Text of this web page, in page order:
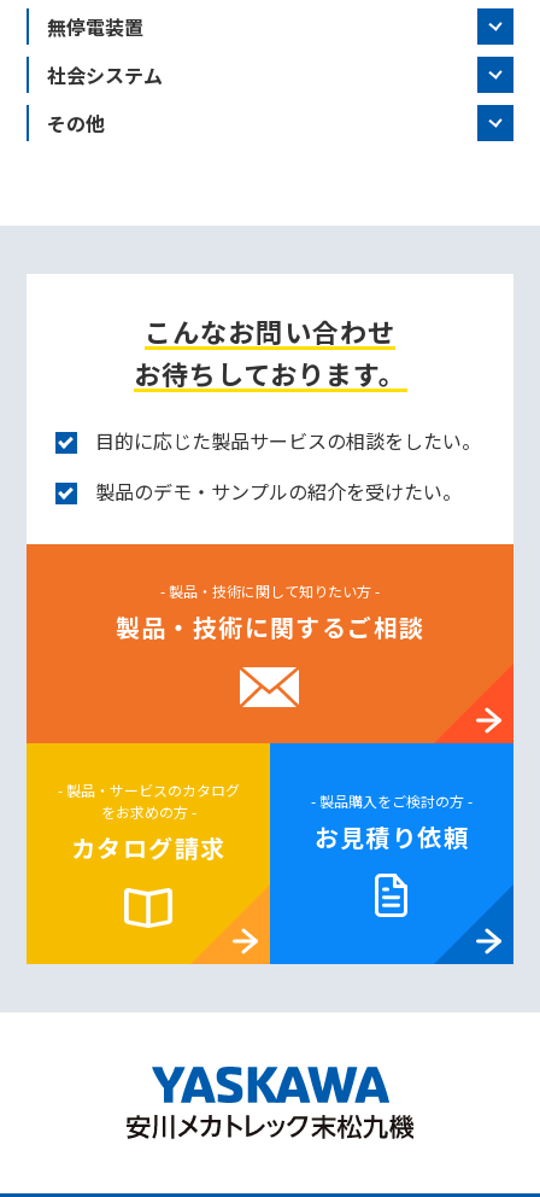
無停電装置
社会システム
その他
こんなお問い合わせ
お待ちしております。
目的に応じた製品サービスの相談をしたい。
製品のデモ・サンプルの紹介を受けたい。
- 製品・技術に関して知りたい方 -
製品・技術に関するご相談
- 製品・サービスのカタログ
をお求めの方 -
カタログ請求
- 製品購入をご検討の方 -
お見積り依頼